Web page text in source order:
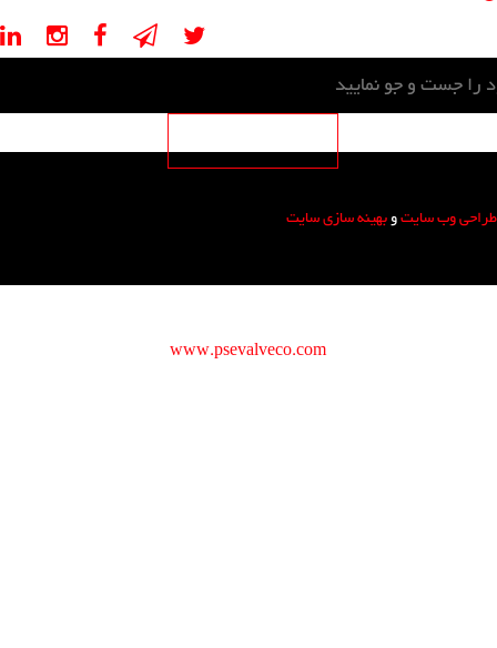
طراحی وب سایتوبهینه سازی سایت
copyright © 2016www.psevalveco.com